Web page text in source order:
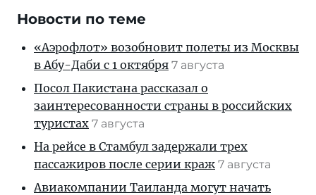
Новости по теме
«Аэрофлот» возобновит полеты из Москвы
в Абу-Даби с 1 октября 7 августа
Посол Пакистана рассказал о
заинтересованности страны в российских
туристах 7 августа
На рейсе в Стамбул задержали трех
пассажиров после серии краж 7 августа
Авиакомпании Таиланда могут начать